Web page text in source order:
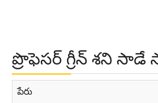
ప్రొఫెసర్ గ్రీన్ శని
పేరు